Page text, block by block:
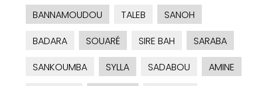
BANNAMOUDOU
TALEB
SANOH
BADARA
SOUARÉ SIRE BAH
SARABA
SANKOUMBA
SYLLA SADABOU
AMINE